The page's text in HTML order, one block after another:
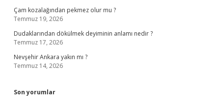
Çam kozalağından pekmez olur mu ?
Temmuz 19, 2026
Dudaklarından dökülmek deyiminin anlamı nedir ?
Temmuz 17, 2026
Nevşehir Ankara yakın mı ?
Temmuz 14, 2026
Son yorumlar